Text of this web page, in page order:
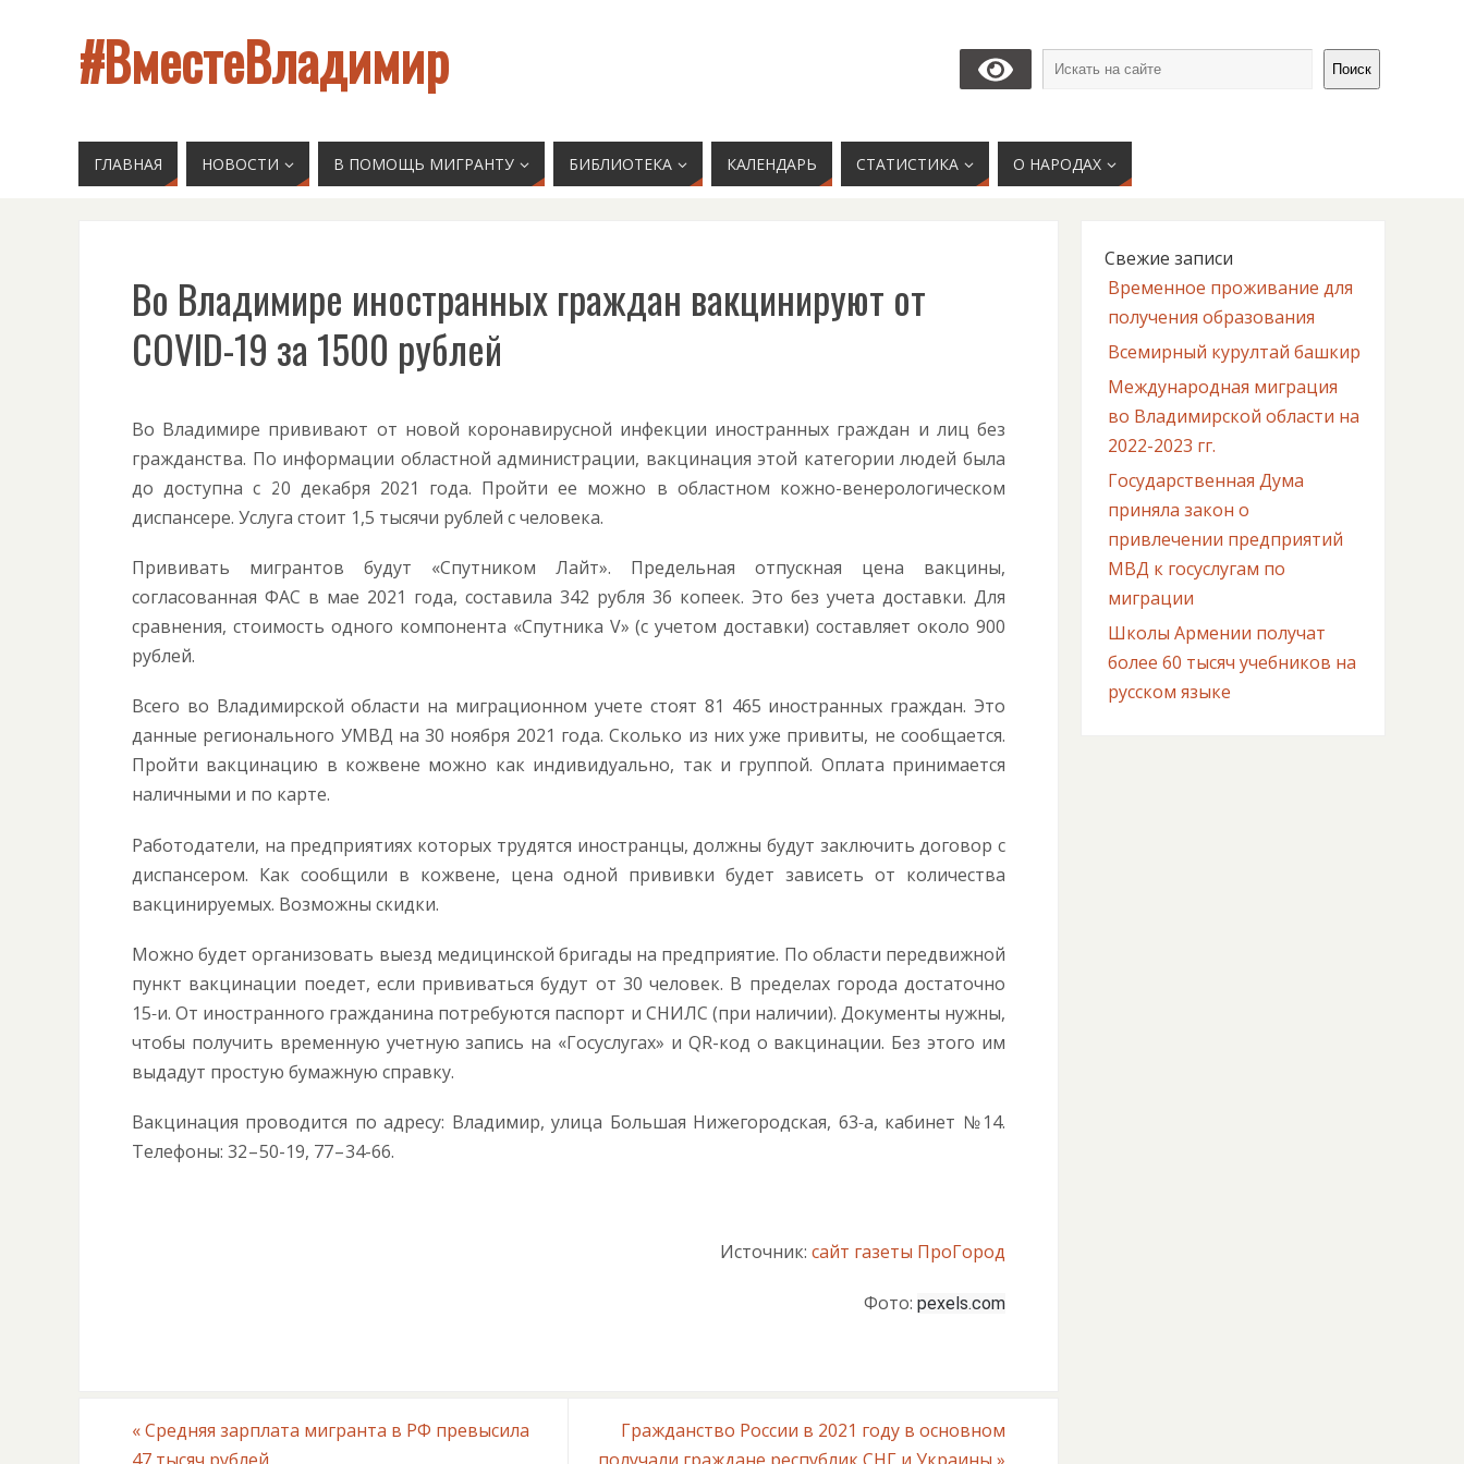
#ВместеВладимир Поиск
ГЛАВНАЯ НОВОСТИ В ПОМОЩЬ МИГРАНТУ БИБЛИОТЕКА КАЛЕНДАРЬ СТАТИСТИКА О НАРОДАХ
Во Владимире иностранных граждан вакцинируют от
COVID-19 за 1500 рублей
Во Владимире прививают от новой коронавирусной инфекции иностранных граждан и лиц без
гражданства. По информации областной администрации, вакцинация этой категории людей была
до доступна с 20 декабря 2021 года. Пройти ее можно в областном кожно-венерологическом
диспансере. Услуга стоит 1,5 тысячи рублей с человека.
Прививать мигрантов будут «Спутником Лайт». Предельная отпускная цена вакцины,
согласованная ФАС в мае 2021 года, составила 342 рубля 36 копеек. Это без учета доставки. Для
сравнения, стоимость одного компонента «Спутника V» (с учетом доставки) составляет около 900
рублей.
Всего во Владимирской области на миграционном учете стоят 81 465 иностранных граждан. Это
данные регионального УМВД на 30 ноября 2021 года. Сколько из них уже привиты, не сообщается.
Пройти вакцинацию в кожвене можно как индивидуально, так и группой. Оплата принимается
наличными и по карте.
Работодатели, на предприятиях которых трудятся иностранцы, должны будут заключить договор с
диспансером. Как сообщили в кожвене, цена одной прививки будет зависеть от количества
вакцинируемых. Возможны скидки.
Можно будет организовать выезд медицинской бригады на предприятие. По области передвижной
пункт вакцинации поедет, если прививаться будут от 30 человек. В пределах города достаточно
15‑и. От иностранного гражданина потребуются паспорт и СНИЛС (при наличии). Документы нужны,
чтобы получить временную учетную запись на «Госуслугах» и QR-код о вакцинации. Без этого им
выдадут простую бумажную справку.
Вакцинация проводится по адресу: Владимир, улица Большая Нижегородская, 63‑а, кабинет №14.
Телефоны: 32 – 50-19, 77 – 34-66.
Источник: сайт газеты ПроГород
Фото: pexels.com
«Средняя зарплата мигранта в РФ превысила
Гражданство России в 2021 году в основном
Свежие записи
Временное проживание для
получения образования
Всемирный курултай башкир
Международная миграция
во Владимирской области на
2022-2023 гг.
Государственная Дума
приняла закон о
привлечении предприятий
МВД к госуслугам по
миграции
Школы Армении получат
более 60 тысяч учебников на
русском языке